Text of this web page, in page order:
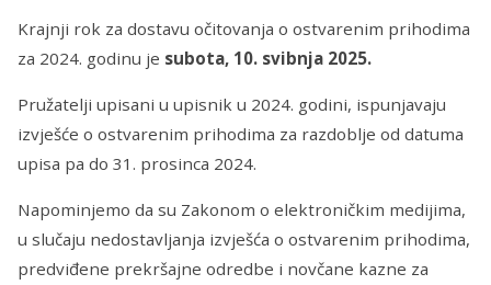
Krajnji rok za dostavu očitovanja o ostvarenim prihodima
za 2024. godinu je subota, 10. svibnja 2025.
Pružatelji upisani u upisnik u 2024. godini, ispunjavaju
izvješće o ostvarenim prihodima za razdoblje od datuma
upisa pa do 31. prosinca 2024.
Napominjemo da su Zakonom o elektroničkim medijima,
u slučaju nedostavljanja izvješća o ostvarenim prihodima,
predviđene prekršajne odredbe i novčane kazne za